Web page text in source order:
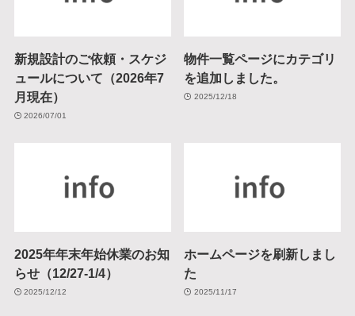
新規設計のご依頼・スケジ
ュールについて（2026年7
月現在）
2026/07/01
物件一覧ページにカテゴリ
を追加しました。
2025/12/18
2025年年末年始休業のお知
らせ（12/27-1/4）
2025/12/12
ホームページを刷新しまし
た
2025/11/17